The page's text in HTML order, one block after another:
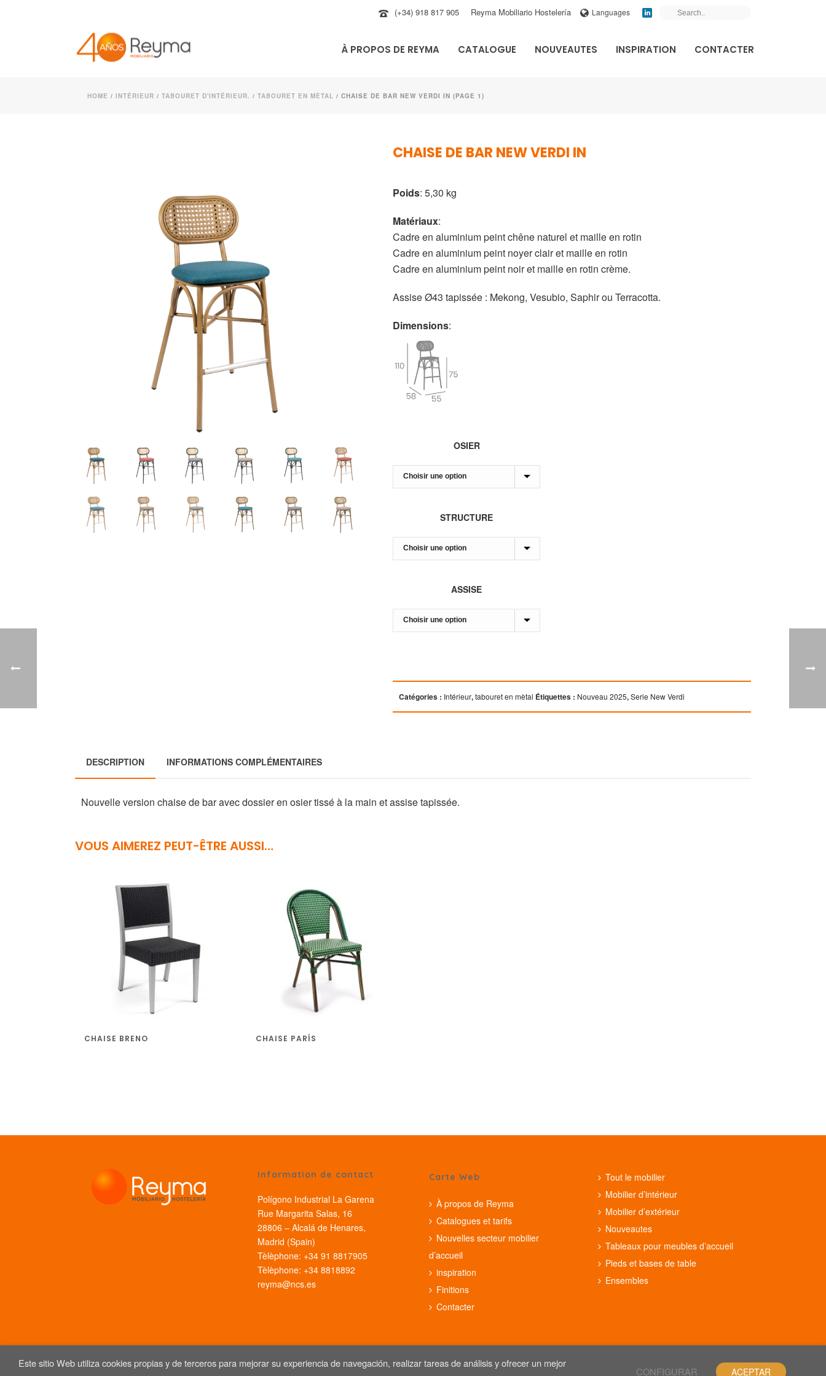
(+34) 918 817 905 Reyma Mobiliario Hostelería Languages
À PROPOS DE REYMA CATALOGUE NOUVEAUTES INSPIRATION CONTACTER
HOME / INTÉRIEUR / TABOURET D'INTÉRIEUR. / TABOURET EN MÈTAL / CHAISE DE BAR NEW VERDI IN (PAGE 1)
CHAISE DE BAR NEW VERDI IN
Poids: 5,30 kg
Matériaux:
Cadre en aluminium peint chêne naturel et maille en rotin
Cadre en aluminium peint noyer clair et maille en rotin
Cadre en aluminium peint noir et maille en rotin crème.
Assise Ø43 tapissée : Mekong, Vesubio, Saphir ou Terracotta.
Dimensions:
OSIER
STRUCTURE
ASSISE
Catégories : Intérieur,tabouret en mètal Étiquettes : Nouveau 2025,Serie New Verdi
DESCRIPTION INFORMATIONS COMPLÉMENTAIRES
Nouvelle version chaise de bar avec dossier en osier tissé à la main et assise tapissée.
VOUS AIMEREZ PEUT-ÊTRE AUSSI…
CHAISE BRENO CHAISE PARÍS
Information de contact
Polígono Industrial La Garena
Rue Margarita Salas, 16
28806 – Alcalá de Henares,
Madrid (Spain)
Tèlèphone: +34 91 8817905
Tèlèphone: +34 8818892
reyma@ncs.es
Carte Web
À propos de Reyma
Catalogues et tarifs
Nouvelles secteur mobilier
d’accueil
inspiration
Finitions
Contacter
Tout le mobilier
Mobilier d’intérieur
Mobilier d’extérieur
Nouveautes
Tableaux pour meubles d’accueil
Pieds et bases de table
Ensembles
Este sitio Web utiliza cookies propias y de terceros para mejorar su experiencia de navegación, realizar tareas de análisis y ofrecer un mejor
CONFIGURAR ACEPTAR